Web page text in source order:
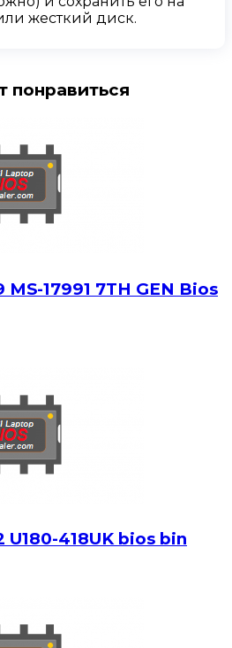
жесткий диск.
понравиться
MS-17991 7TH GEN Bios
U180-418UK bios bin